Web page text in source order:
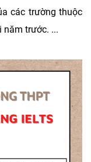
các trường thuộc
năm trước. ...